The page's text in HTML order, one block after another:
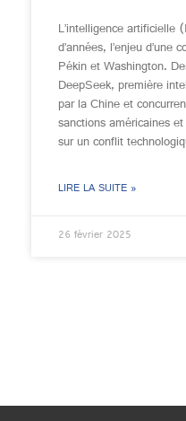
L’intelligence
d’années, l’enjeu
Pékin et Washington.
DeepSeek, première
par la Chine et
sanctions américaines
sur un conflit
LIRE LA SUITE »
26 février 2025